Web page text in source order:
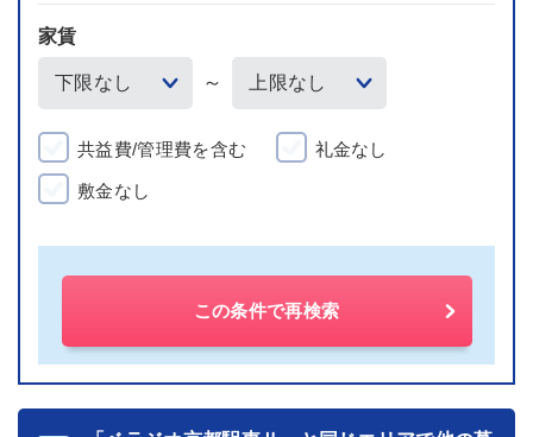
家賃
～
共益費/管理費を含む 礼金なし
敷金なし
この条件で再検索